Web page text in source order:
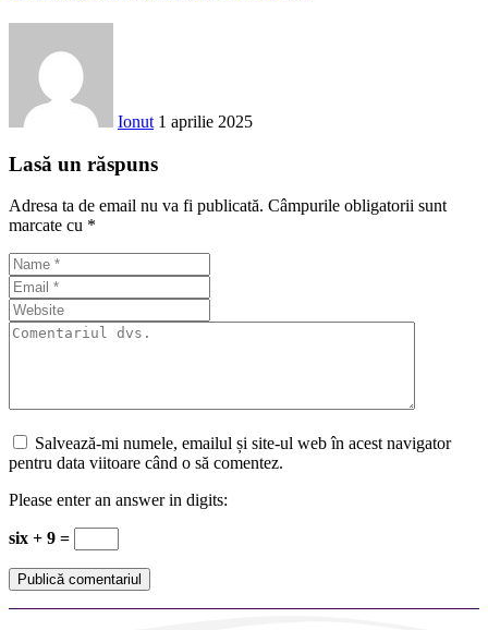
Ionut 1 aprilie 2025
Lasă un răspuns
Adresa ta de email nu va fi publicată. Câmpurile obligatorii sunt
marcate cu *
Salvează-mi numele, emailul și site-ul web în acest navigator
pentru data viitoare când o să comentez.
Please enter an answer in digits:
six + 9 =